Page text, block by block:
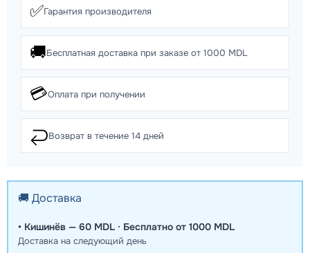
✅Гарантия производителя
🚚Бесплатная доставка при заказе от 1000 MDL
💳Оплата при получении
↩️Возврат в течение 14 дней
🚚 Доставка
• Кишинёв — 60 MDL · Бесплатно от 1000 MDL
Доставка на следующий день